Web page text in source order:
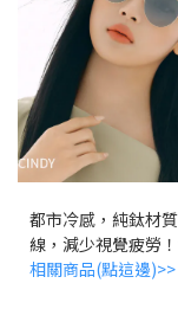
都市冷感，純鈦材
線，減少視覺疲勞
相關商品(點這邊)>>